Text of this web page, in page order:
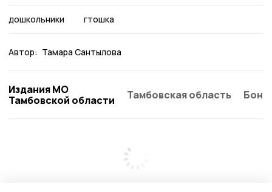
дошкольники гтошка
Автор: Тамара Сантылова
Издания МО
Тамбовской области
Тамбовская область